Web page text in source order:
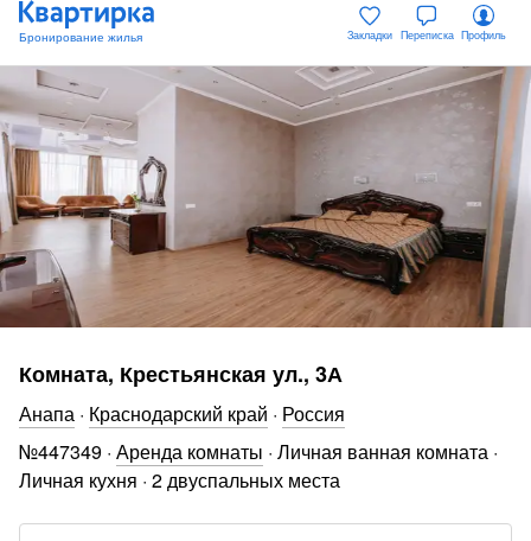
Закладки Переписка Профиль
Комната, Крестьянская ул., 3А
Анапа · Краснодарский край · Россия
№447349 · Аренда комнаты · Личная ванная комната ·
Личная кухня · 2 двуспальных места